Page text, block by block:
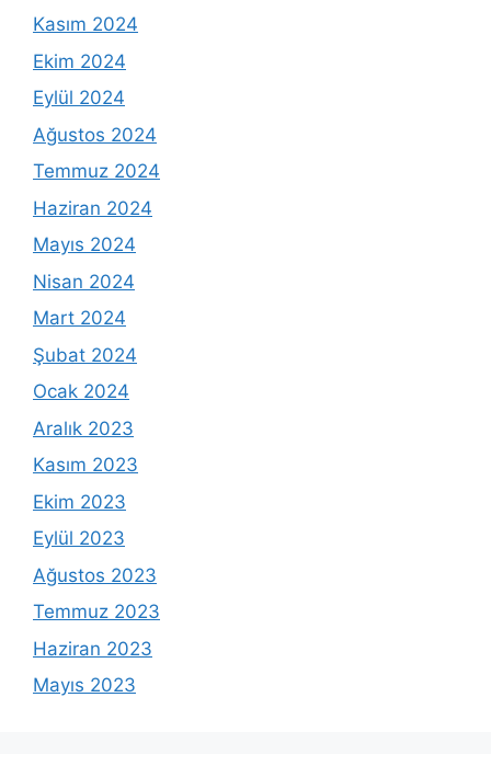
Kasım 2024
Ekim 2024
Eylül 2024
Ağustos 2024
Temmuz 2024
Haziran 2024
Mayıs 2024
Nisan 2024
Mart 2024
Şubat 2024
Ocak 2024
Aralık 2023
Kasım 2023
Ekim 2023
Eylül 2023
Ağustos 2023
Temmuz 2023
Haziran 2023
Mayıs 2023